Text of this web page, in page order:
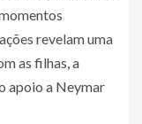
revelam uma
as filhas, a
apoio a Neymar